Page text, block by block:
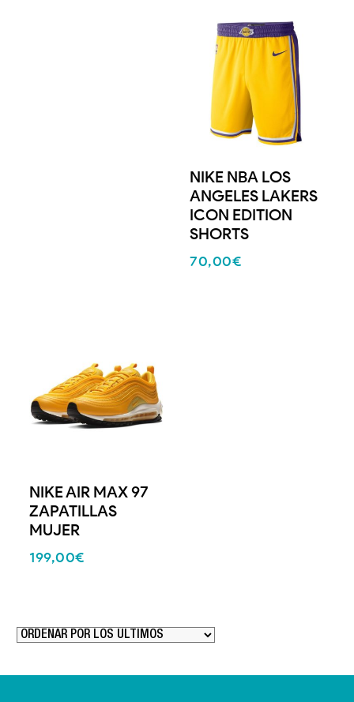
NIKE NBA LOS
ANGELES LAKERS
ICON EDITION
SHORTS
70,00€
NIKE AIR MAX 97
ZAPATILLAS
MUJER
199,00€